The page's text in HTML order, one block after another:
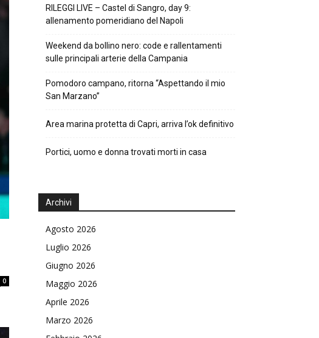
0
RILEGGI LIVE – Castel di Sangro, day 9:
allenamento pomeridiano del Napoli
Weekend da bollino nero: code e rallentamenti
sulle principali arterie della Campania
Pomodoro campano, ritorna “Aspettando il mio
San Marzano”
Area marina protetta di Capri, arriva l’ok definitivo
Portici, uomo e donna trovati morti in casa
Archivi
Agosto 2026
Luglio 2026
Giugno 2026
Maggio 2026
Aprile 2026
Marzo 2026